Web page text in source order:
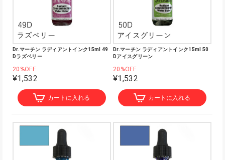
Dr.マーチン ラディアントインク15ml 49
Dラズベリー
20%OFF
¥1,532
カートに入れる
Dr.マーチン ラディアントインク15ml 50
Dアイスグリーン
20%OFF
¥1,532
カートに入れる